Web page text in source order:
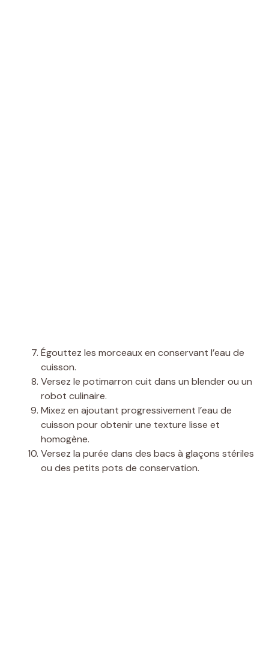
Égouttez les morceaux en conservant l’eau de
cuisson.
Versez le potimarron cuit dans un blender ou un
robot culinaire.
Mixez en ajoutant progressivement l’eau de
cuisson pour obtenir une texture lisse et
homogène.
Versez la purée dans des bacs à glaçons stériles
ou des petits pots de conservation.